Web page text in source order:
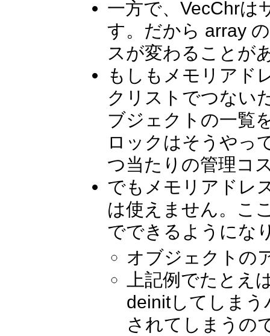
一方で、VecChrは
す。だから array
スが変わることが
もしもメモリアド
クリストでつない
ブジェクトの一覧
ロックはそうやっ
つ当たりの管理コ
でもメモリアドレ
は使えません。こ
でできるようにな
オブジェクトの
上記例でたとえ
deinitしてしま
されてしまうの